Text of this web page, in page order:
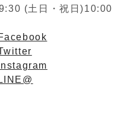
(土日・祝日)10:00